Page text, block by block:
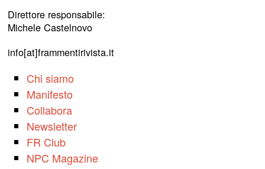
Direttore responsabile:
Michele Castelnovo
info[at]frammentirivista.it
Chi siamo
Manifesto
Collabora
Newsletter
FR Club
NPC Magazine